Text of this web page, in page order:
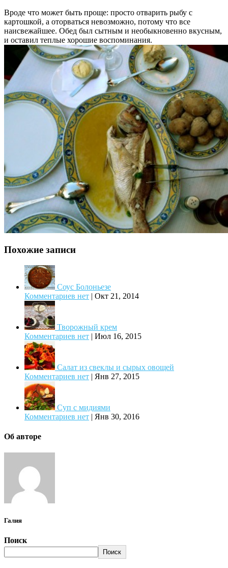
Вроде что может быть проще: просто отварить рыбу с
картошкой, а оторваться невозможно, потому что все
наисвежайшее. Обед был сытным и необыкновенно вкусным,
и оставил теплые хорошие воспоминания.
Похожие записи
Соус Болоньезе
Комментариев нет | Окт 21, 2014
Творожный крем
Комментариев нет | Июл 16, 2015
Салат из свеклы и сырых овощей
Комментариев нет | Янв 27, 2015
Суп с мидиями
Комментариев нет | Янв 30, 2016
Об авторе
Галия
Поиск
Поиск